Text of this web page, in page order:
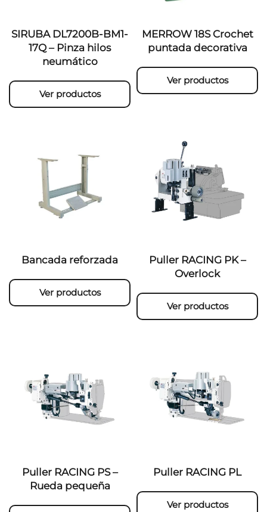
SIRUBA DL7200B-BM1-
17Q – Pinza hilos
neumático
Ver productos
MERROW 18S Crochet
puntada decorativa
Ver productos
Bancada reforzada
Ver productos
Puller RACING PK –
Overlock
Ver productos
Puller RACING PS –
Rueda pequeña
Puller RACING PL
Ver productos